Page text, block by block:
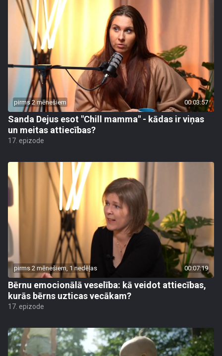
pirms 2 mēnešiem 00:03:57
Sanda Dejus esot "Chill mamma" - kādas ir viņas
un meitas attiecības?
17. epizode
pirms 2 mēnešiem, 1 nedēļas 00:07:19
Bērnu emocionālā veselība: kā veidot attiecības,
kurās bērns uzticas vecākam?
17. epizode